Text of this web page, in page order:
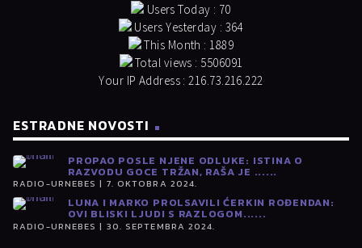
Users Today : 70
Users Yesterday : 364
This Month : 1889
Total views : 5506091
Your IP Address : 216.73.216.222
ESTRADNE NOVOSTI
PROPAO POSLE NJENE ODLUKE: ISTINA O
RAZVODU GOCE TRŽAN, RAŠA JE ......
RADIO-URNEBES | 7. OKTOBRA 2024.
LUNA I MARKO PROLSAVILI ĆERKIN ROĐENDAN:
OVI BLISKI LJUDI S RAZLOGOM......
RADIO-URNEBES | 30. SEPTEMBRA 2024.